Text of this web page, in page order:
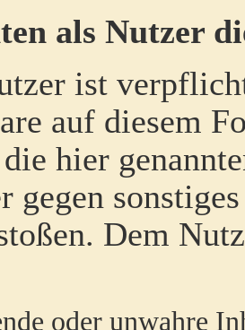
als Nutzer
ist
auf diesem
hier
gegen
Dem
oder unwahre